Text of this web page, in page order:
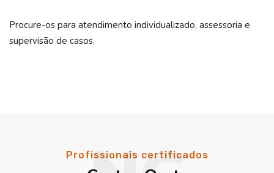
Procure-os para atendimento individualizado, assessoria e
supervisão de casos.
Profissionais certificados